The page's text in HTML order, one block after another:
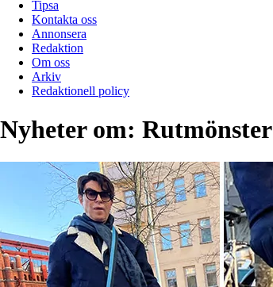
Tipsa
Kontakta oss
Annonsera
Redaktion
Om oss
Arkiv
Redaktionell policy
Nyheter om: Rutmönster